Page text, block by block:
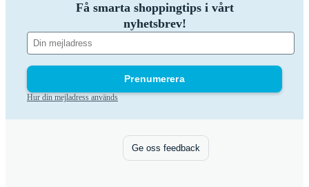
Få smarta shoppingtips i vårt
nyhetsbrev!
Prenumerera
Hur din mejladress används
Ge oss feedback